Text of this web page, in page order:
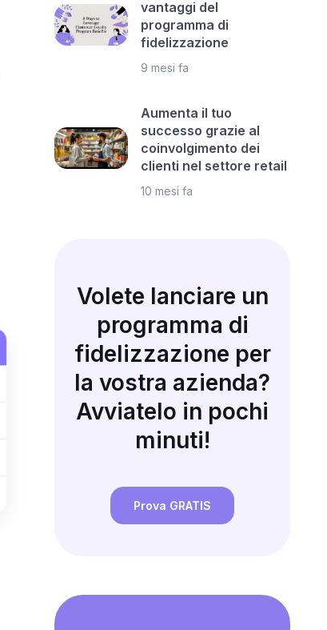
vantaggi del
programma di
fidelizzazione
9 mesi fa
Aumenta il tuo
successo grazie al
coinvolgimento dei
clienti nel settore retail
10 mesi fa
Volete lanciare un
programma di
fidelizzazione per
la vostra azienda?
Avviatelo in pochi
minuti!
Prova GRATIS